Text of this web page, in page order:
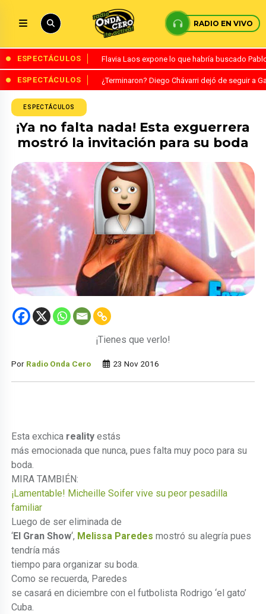
RADIO EN VIVO
ESPECTÁCULOS Flavia Laos expone lo que habría buscado
ESPECTÁCULOS ¿Terminaron? Diego Chávarri dejó de seguir a
ESPECTÁCULOS
¡Ya no falta nada! Esta exguerrera
mostró la invitación para su boda
¡Tienes que verlo!
Por Radio Onda Cero 23 Nov 2016
Esta exchica reality estás
más emocionada que nunca, pues falta muy poco para su
boda.
MIRA TAMBIÉN:
¡Lamentable! Micheille Soifer vive su peor pesadilla
familiar
Luego de ser eliminada de
‘El Gran Show‘, Melissa Paredes mostró su alegría pues
tendría más
tiempo para organizar su boda.
Como se recuerda, Paredes
se casará en diciembre con el futbolista Rodrigo ‘el gato’
Cuba.